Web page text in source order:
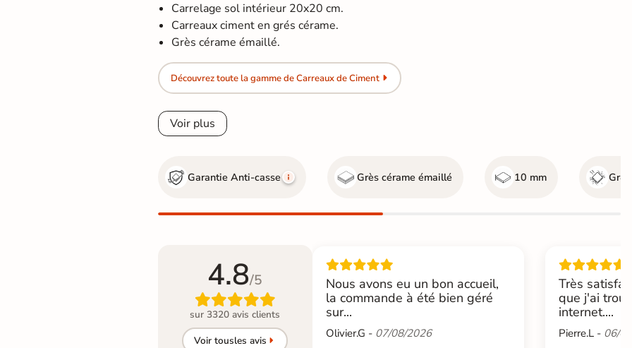
Carrelage sol intérieur 20x20 cm.
Carreaux ciment en grés cérame.
Grès cérame émaillé.
Découvrez toute la gamme de Carreaux de Ciment
Voir plus
Garantie Anti-casse Grès cérame émaillé 10 mm Gr4
4.8/5

sur 3320 avis clients
Voir tousles avis
Nous avons eu un bon accueil,
la commande à été bien géré
sur...
Olivier.G - 07/08/2026
Très
que j'ai
internet....
Pierre.L - 06/